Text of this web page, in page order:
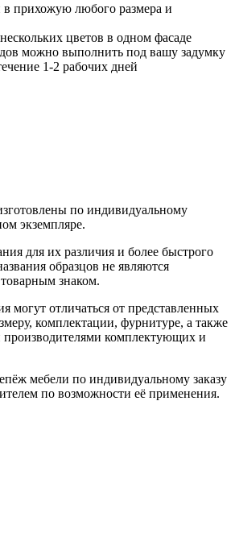
в прихожую любого размера и
цветов в одном фасаде
можно выполнить под вашу задумку
1-2 рабочих дней
по индивидуальному
экземпляре.
для их различия и более быстрого
образцов не являются
знаком.
могут отличаться от представленных
комплектации, фурнитуре, а также
комплектующих и
мебели по индивидуальному заказу
по возможности её применения.